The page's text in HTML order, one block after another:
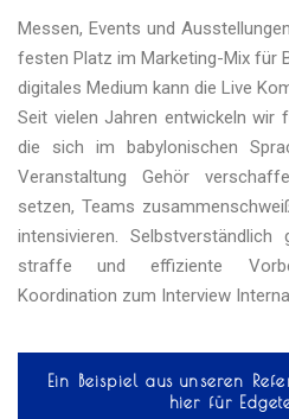
Messen, Events und
festen Platz im Marketing-Mix für
digitales Medium kann die Live
Seit vielen Jahren entwickeln wir
die sich im babylonischen
Veranstaltung Gehör
setzen, Teams
intensivieren. Selbstverständlich
straffe und effiziente
Koordination zum Interview
Ein Beispiel aus unseren
hier für